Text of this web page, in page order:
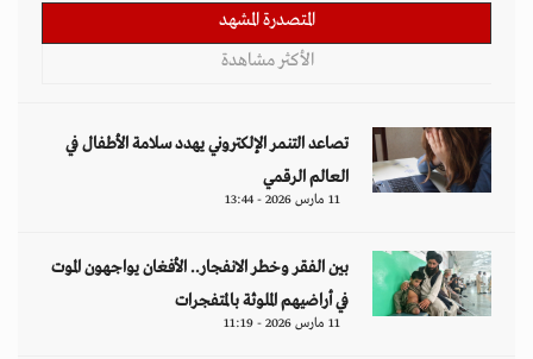
المتصدرة المشهد
الأكثر مشاهدة
تصاعد التنمر الإلكتروني يهدد سلامة الأطفال في
العالم الرقمي
11 مارس 2026 - 13:44
بين الفقر وخطر الانفجار.. الأفغان يواجهون الموت
في أراضيهم الملوثة بالمتفجرات
11 مارس 2026 - 11:19